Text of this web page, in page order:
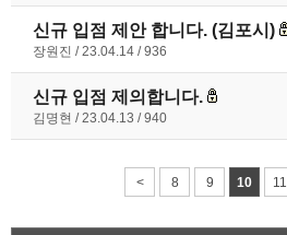
신규 입점 제안 합니다. (김포시)
장원진 23.04.14 936
신규 입점 제의합니다.
김명현 23.04.13 940
< 8 9 10 11